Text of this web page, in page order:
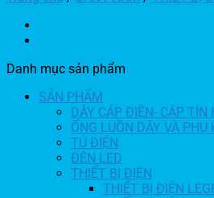
Danh mục sản phẩm
SẢN PHẨM
DÂY CÁP ĐIỆN- CÁP TÍN
ỐNG LUỒN DÂY VÀ PHỤ
TỦ ĐIỆN
ĐÈN LED
THIẾT BỊ ĐIỆN
THIẾT BỊ ĐIỆN